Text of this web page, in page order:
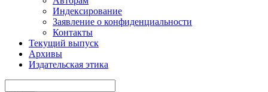
Индексирование
Заявление о конфиденциальности
Контакты
Текущий выпуск
Архивы
Издательская этика